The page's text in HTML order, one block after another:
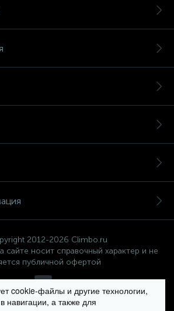
2012-2026 Climbo.ru
сайте носит справочный характер и не
публичной офертой
в отношении обработки персональных
cookie-файлы и другие технологии,
навигации, а также для